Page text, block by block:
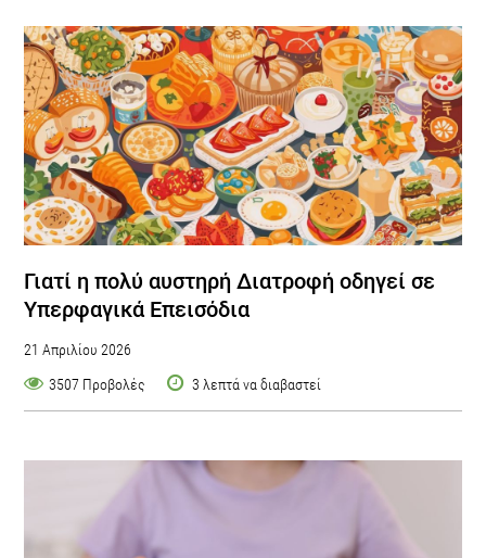
Γιατί η πολύ αυστηρή Διατροφή οδηγεί σε
Υπερφαγικά Επεισόδια
21 Απριλίου 2026
3507 Προβολές
3 λεπτά να διαβαστεί